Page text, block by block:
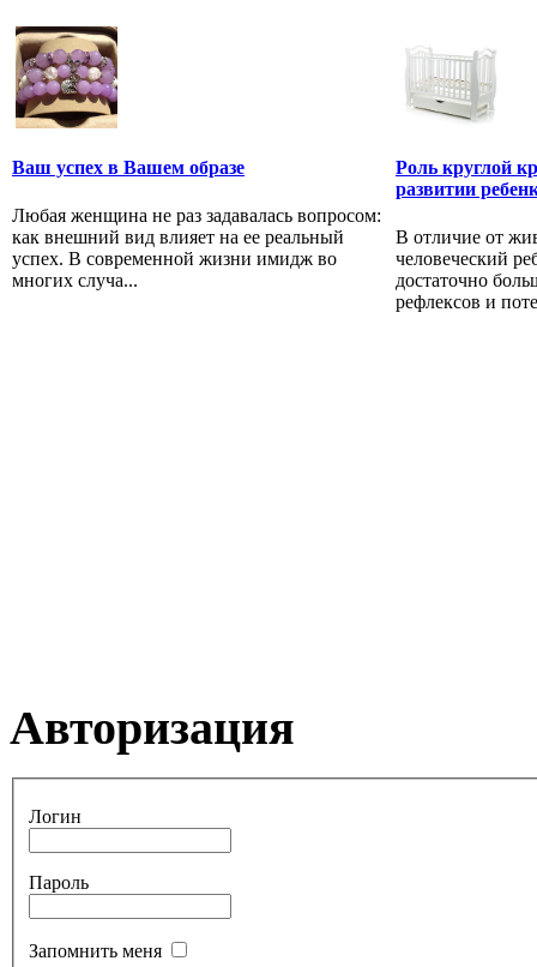
Ваш успех в Вашем образе
Любая женщина не раз задавалась вопросом:
как внешний вид влияет на ее реальный
успех. В современной жизни имидж во
многих случа...
Роль круглой
развитии
В отличие от
человеческий
достаточно
рефлексов и
Авторизация
Логин
Пароль
Запомнить меня